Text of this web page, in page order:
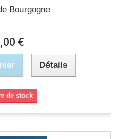
Bourgogne
€
Détails
de stock